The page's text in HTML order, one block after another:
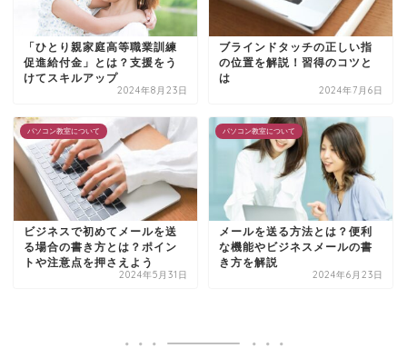
「ひとり親家庭高等職業訓練
促進給付金」とは？支援をう
けてスキルアップ
2024年8月23日
ブラインドタッチの正しい指
の位置を解説！習得のコツと
は
2024年7月6日
パソコン教室について
ビジネスで初めてメールを送
る場合の書き方とは？ポイン
トや注意点を押さえよう
2024年5月31日
パソコン教室について
メールを送る方法とは？便利
な機能やビジネスメールの書
き方を解説
2024年6月23日